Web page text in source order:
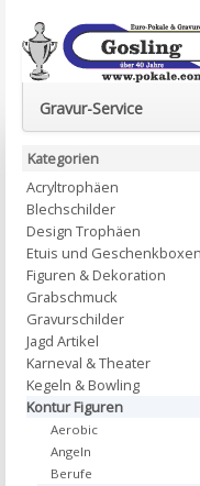
Euro-Pokale &
Gravur-Service
Kategorien
Acryltrophäen
Blechschilder
Design Trophäen
Etuis und Geschenkboxen
Figuren & Dekoration
Grabschmuck
Gravurschilder
Jagd Artikel
Karneval & Theater
Kegeln & Bowling
Kontur Figuren
Aerobic
Angeln
Berufe